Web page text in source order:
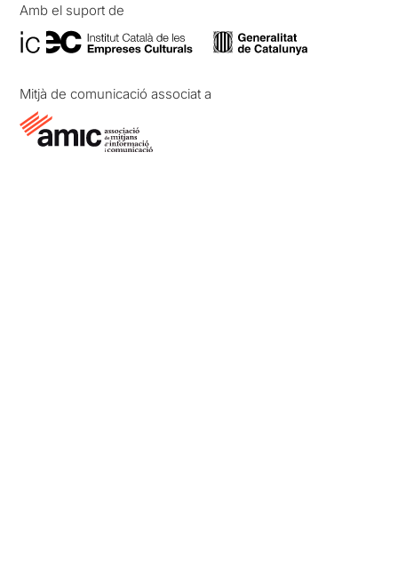
Amb el suport de
Mitjà de comunicació associat a